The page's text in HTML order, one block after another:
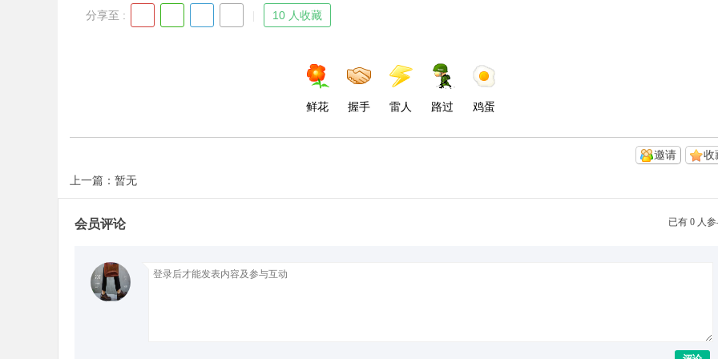
分享至 : 10 人收藏
鲜花 握手 雷人 路过 鸡蛋
收
邀请
上一篇：暂无
已有 0 人
会员评论